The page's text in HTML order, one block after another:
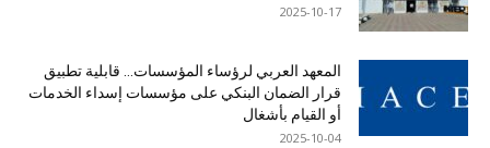
2025-10-17
المعهد العربي لرؤساء المؤسسات… قابلية تطبيق
قرار الضمان البنكي على مؤسسات إسداء الخدمات
أو القيام بأشغال
2025-10-04